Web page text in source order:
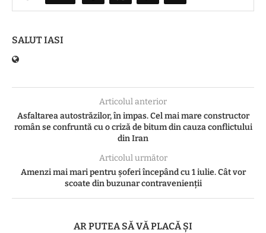
SALUT IASI
Articolul anterior
Asfaltarea autostrăzilor, în impas. Cel mai mare constructor
român se confruntă cu o criză de bitum din cauza conflictului
din Iran
Articolul următor
Amenzi mai mari pentru șoferi începând cu 1 iulie. Cât vor
scoate din buzunar contravenienții
AR PUTEA SĂ VĂ PLACĂ ȘI